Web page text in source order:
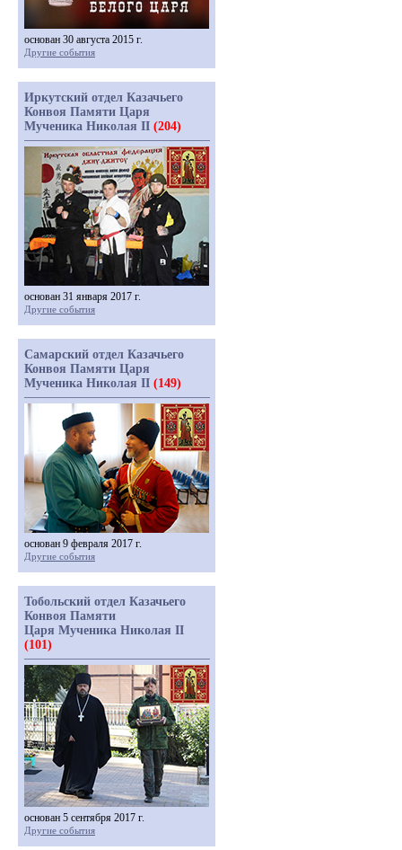
основан 30 августа 2015 г.
Другие события
Иркутский отдел Казачьего
Конвоя Памяти Царя
Мученика Николая II (204)
основан 31 января 2017 г.
Другие события
Самарский отдел Казачьего
Конвоя Памяти Царя
Мученика Николая II (149)
основан 9 февраля 2017 г.
Другие события
Тобольский отдел Казачьего
Конвоя Памяти
Царя Мученика Николая II
(101)
основан 5 сентября 2017 г.
Другие события